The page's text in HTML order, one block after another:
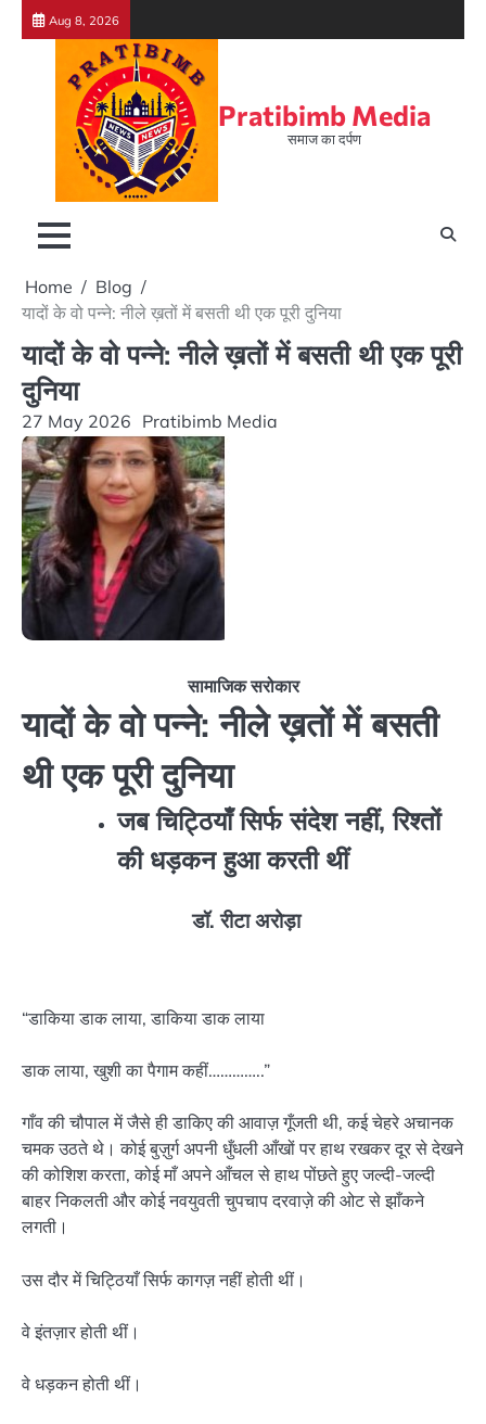
Skip
Aug 8, 2026
Pratibimb Media
समाज का दर्पण
Home
Blog
यादों के वो पन्ने: नीले ख़तों में बसती थी एक पूरी दुनिया
यादों के वो पन्ने: नीले ख़तों में बसती थी एक पूरी
दुनिया
27 May 2026 Pratibimb Media
सामाजिक सरोकार
यादों के वो पन्ने: नीले ख़तों में बसती
थी एक पूरी दुनिया
जब चिट्ठियाँ सिर्फ संदेश नहीं, रिश्तों
की धड़कन हुआ करती थीं
डॉ. रीटा अरोड़ा
“डाकिया डाक लाया, डाकिया डाक लाया
डाक लाया, खुशी का पैगाम कहीं…………..”
गाँव की चौपाल में जैसे ही डाकिए की आवाज़ गूँजती थी, कई चेहरे अचानक
चमक उठते थे। कोई बुज़ुर्ग अपनी धुँधली आँखों पर हाथ रखकर दूर से देखने
की कोशिश करता, कोई माँ अपने आँचल से हाथ पोंछते हुए जल्दी-जल्दी
बाहर निकलती और कोई नवयुवती चुपचाप दरवाज़े की ओट से झाँकने
लगती।
उस दौर में चिट्ठियाँ सिर्फ कागज़ नहीं होती थीं।
वे इंतज़ार होती थीं।
वे धड़कन होती थीं।